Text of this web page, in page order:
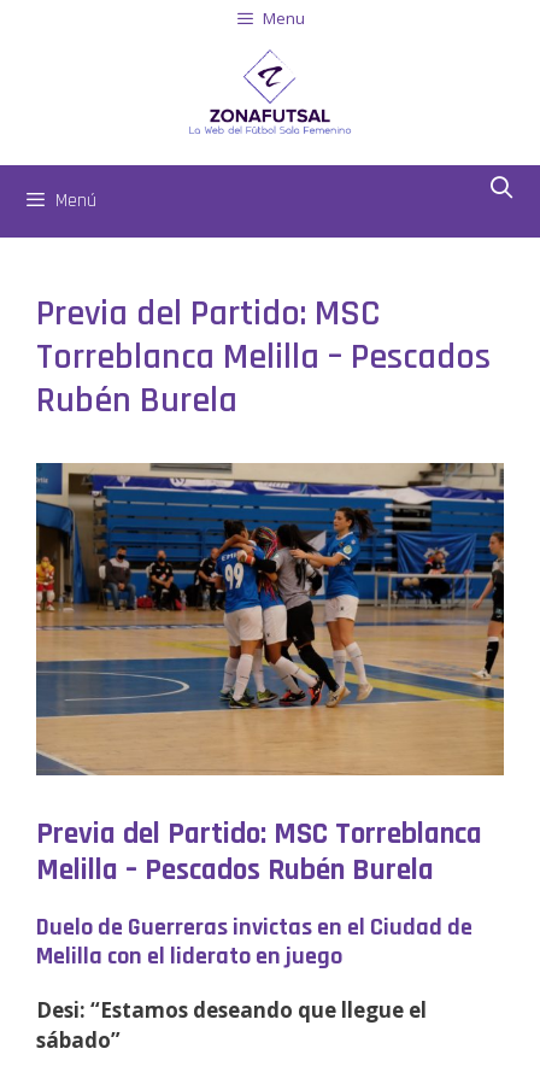
Menu
Menú
Previa del Partido: MSC
Torreblanca Melilla – Pescados
Rubén Burela
Previa del Partido: MSC Torreblanca
Melilla – Pescados Rubén Burela
Duelo de Guerreras invictas en el Ciudad de
Melilla con el liderato en juego
Desi: “Estamos deseando que llegue el
sábado”